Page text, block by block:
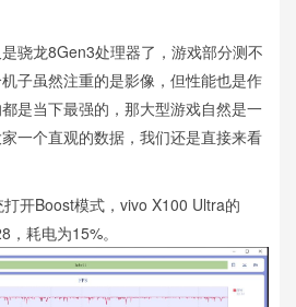
骁龙8Gen3处理器了，游戏部分测不
子虽然注重的是影像，但性能也是作
是当下最强的，那大型游戏自然是一
一个直观的数据，我们还是直接来看
开Boost模式，vivo X100 Ultra的
，耗电为15%。